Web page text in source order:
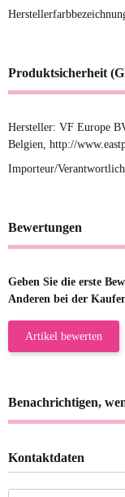
Produktsicherheit
Hersteller: VF Europe
Belgien, http://
Importeur/
Bewertungen
Geben Sie die erste
Anderen bei der
Artikel bewerten
Benachrichtigen,
Kontaktdaten